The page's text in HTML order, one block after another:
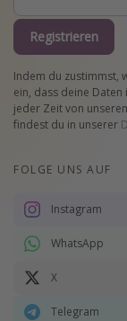
Registrieren
Indem du zustimmst,
ein, dass deine
jeder Zeit von
findest du in unserer
FOLGE UNS AUF
Instagram
WhatsApp
X
Telegram